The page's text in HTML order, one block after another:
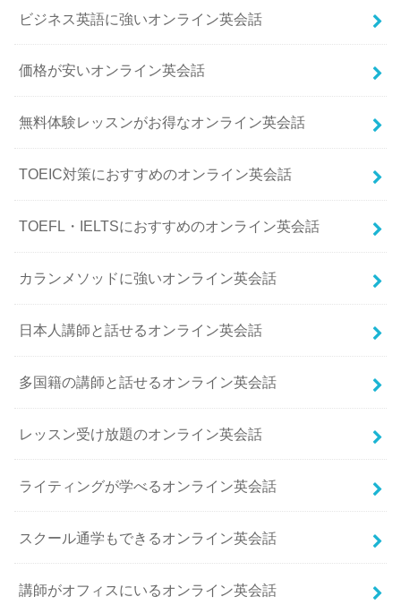
ビジネス英語に強いオンライン英会話
価格が安いオンライン英会話
無料体験レッスンがお得なオンライン英会話
TOEIC対策におすすめのオンライン英会話
TOEFL・IELTSにおすすめのオンライン英会話
カランメソッドに強いオンライン英会話
日本人講師と話せるオンライン英会話
多国籍の講師と話せるオンライン英会話
レッスン受け放題のオンライン英会話
ライティングが学べるオンライン英会話
スクール通学もできるオンライン英会話
講師がオフィスにいるオンライン英会話